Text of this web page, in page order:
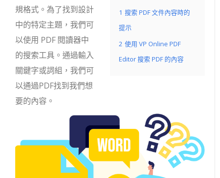
1 搜索 PDF 文件內容時的
提示
2 使用 VP Online PDF
Editor 搜索 PDF 的內容
規格式。為了找到設計
中的特定主題，我們可
以使用 PDF 閱讀器中
的搜索工具。通過輸入
關鍵字或詞組，我們可
以通過PDF找到我們想
要的內容。